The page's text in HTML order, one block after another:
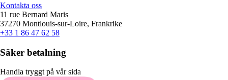
Kontakta oss
11 rue Bernard Maris
37270 Montlouis-sur-Loire, Frankrike
+33 1 86 47 62 58
Säker betalning
Handla tryggt på vår sida